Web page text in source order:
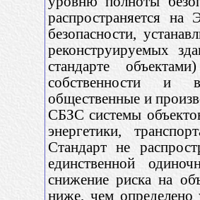
распространяется
безопасности,
реконструируемых
стандарте
собственности и
общественные и
СБЗС системы
энергетики,
Стандарт не
единственной
снижение риска на
ниже, чем